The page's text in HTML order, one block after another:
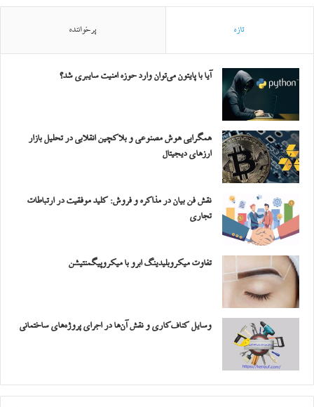
تازه پرخواننده
آیا با پایتون می‌توان وارد حوزه امنیت سایبری شد؟
همگرایی هوش مصنوعی و بلاکچین انقلابی در تحلیل بازار
ارزهای دیجیتال
نقش فن بیان در مذاکره و فروش: کلید موفقیت در ارتباطات
تجاری
تفاوت میکروبلیدینگ ابرو با میکروپیگمنتیشن
وسایل کناف‌کاری و نقش آن‌ها در اجرای پروژه‌های ساختمانی